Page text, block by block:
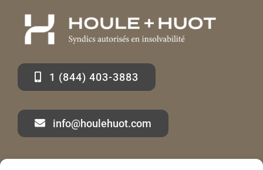
1 (844) 403-3883
info@houlehuot.com